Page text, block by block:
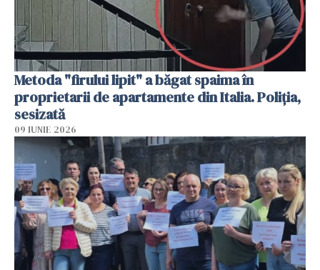
Metoda "firului lipit" a băgat spaima în
proprietarii de apartamente din Italia. Poliția,
sesizată
09 IUNIE 2026